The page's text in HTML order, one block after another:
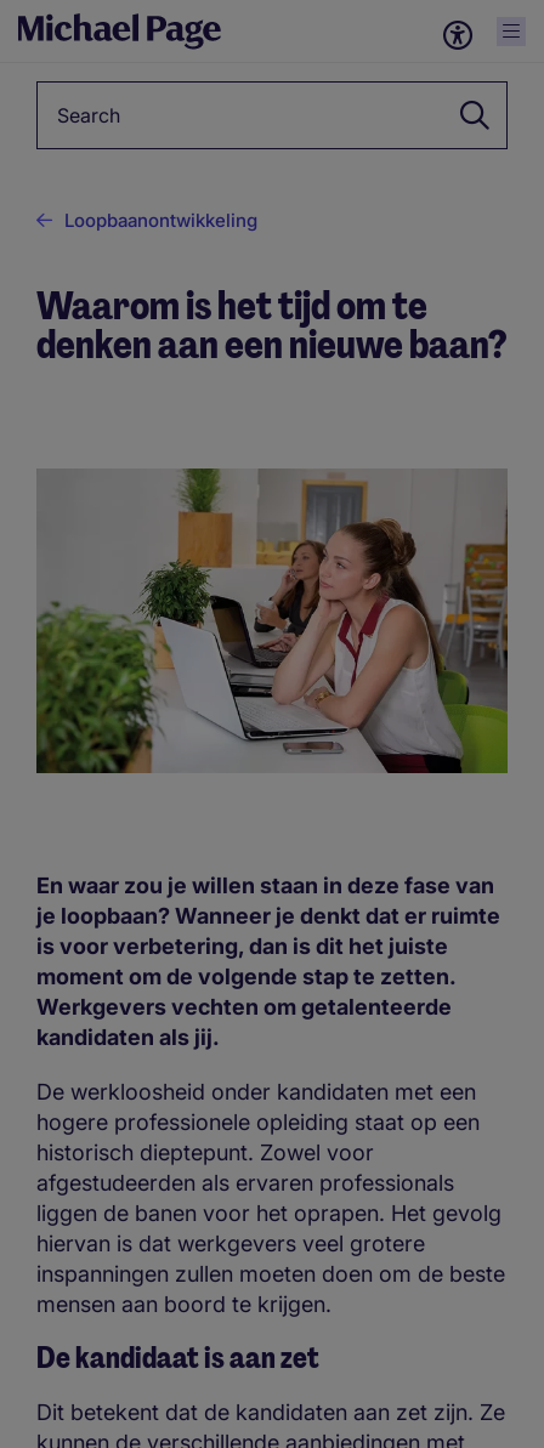
Loopbaanontwikkeling
Waarom is het tijd om te
denken aan een nieuwe baan?
En waar zou je willen staan in deze fase van
je loopbaan? Wanneer je denkt dat er ruimte
is voor verbetering, dan is dit het juiste
moment om de volgende stap te zetten.
Werkgevers vechten om getalenteerde
kandidaten als jij.
De werkloosheid onder kandidaten met een
hogere professionele opleiding staat op een
historisch dieptepunt. Zowel voor
afgestudeerden als ervaren professionals
liggen de banen voor het oprapen. Het gevolg
hiervan is dat werkgevers veel grotere
inspanningen zullen moeten doen om de beste
mensen aan boord te krijgen.
De kandidaat is aan zet
Dit betekent dat de kandidaten aan zet zijn. Ze
kunnen de verschillende aanbiedingen met